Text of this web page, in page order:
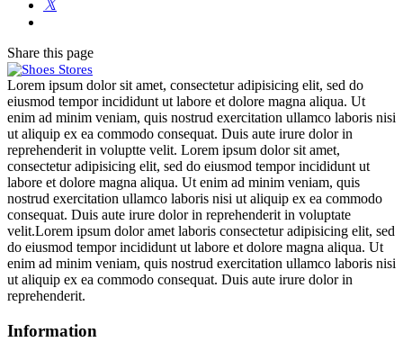
Share this page
Lorem ipsum dolor sit amet, consectetur adipisicing elit, sed do
eiusmod tempor incididunt ut labore et dolore magna aliqua. Ut
enim ad minim veniam, quis nostrud exercitation ullamco laboris nisi
ut aliquip ex ea commodo consequat. Duis aute irure dolor in
reprehenderit in voluptte velit. Lorem ipsum dolor sit amet,
consectetur adipisicing elit, sed do eiusmod tempor incididunt ut
labore et dolore magna aliqua. Ut enim ad minim veniam, quis
nostrud exercitation ullamco laboris nisi ut aliquip ex ea commodo
consequat. Duis aute irure dolor in reprehenderit in voluptate
velit.Lorem ipsum dolor amet laboris consectetur adipisicing elit, sed
do eiusmod tempor incididunt ut labore et dolore magna aliqua. Ut
enim ad minim veniam, quis nostrud exercitation ullamco laboris nisi
ut aliquip ex ea commodo consequat. Duis aute irure dolor in
reprehenderit.
Information